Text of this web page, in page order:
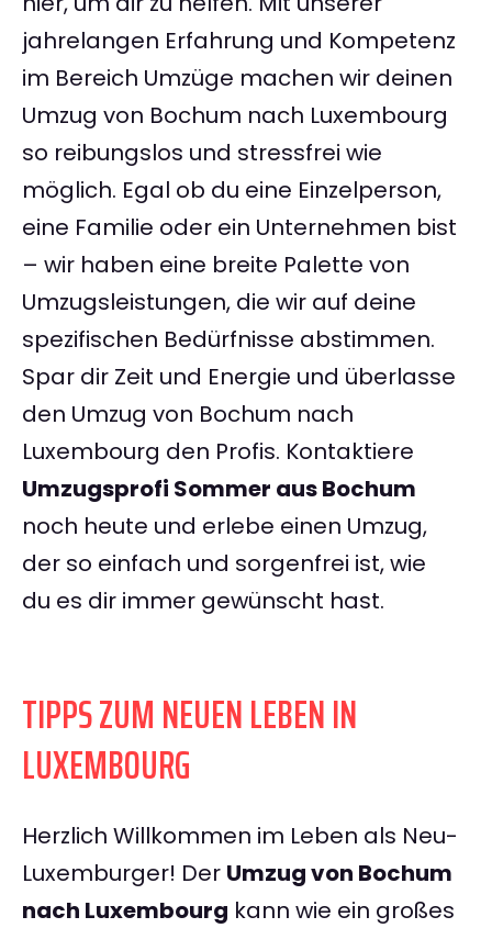
jahrelangen Erfahrung und Kompetenz
im Bereich Umzüge machen wir deinen
Umzug von Bochum nach Luxembourg
so reibungslos und stressfrei wie
möglich. Egal ob du eine Einzelperson,
eine Familie oder ein Unternehmen bist
– wir haben eine breite Palette von
Umzugsleistungen, die wir auf deine
spezifischen Bedürfnisse abstimmen.
Spar dir Zeit und Energie und überlasse
den Umzug von Bochum nach
Luxembourg den Profis. Kontaktiere
Umzugsprofi Sommer aus Bochum
noch heute und erlebe einen Umzug,
der so einfach und sorgenfrei ist, wie
du es dir immer gewünscht hast.
TIPPS ZUM NEUEN LEBEN IN
LUXEMBOURG
Herzlich Willkommen im Leben als Neu-
Luxemburger! Der Umzug von Bochum
nach Luxembourg kann wie ein großes